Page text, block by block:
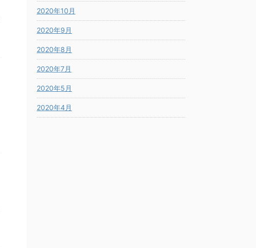
2020年10月
2020年9月
2020年8月
2020年7月
2020年5月
2020年4月